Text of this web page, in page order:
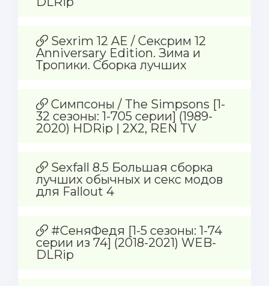
Sexrim 12 AE / Сексрим 12
Anniversary Edition. Зима и
Тропики. Сборка лучших
Симпсоны / The Simpsons [1-
32 сезоны: 1-705 серии] (1989-
2020) HDRip | 2X2, REN TV
Sexfall 8.5 Большая сборка
лучших обычных и секс модов
для Fallout 4
#СеняФедя [1-5 сезоны: 1-74
серии из 74] (2018-2021) WEB-
DLRip